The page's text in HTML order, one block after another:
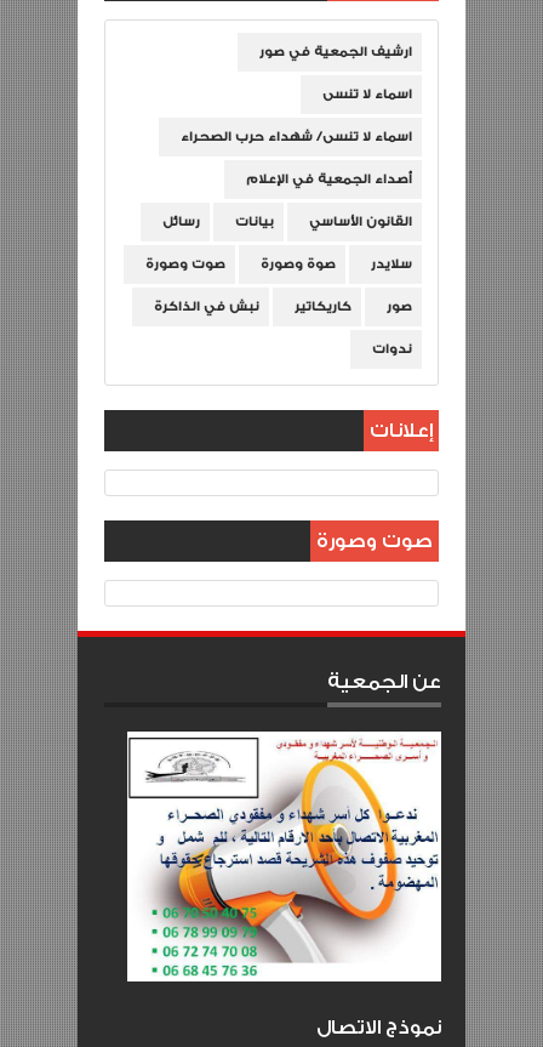
ارشيف الجمعية في صور
اسماء لا تنسى
اسماء لا تنسى/ شهداء حرب الصحراء
أصداء الجمعية في الإعلام
القانون الأساسي بيانات رسائل
سلايدر صوة وصورة صوت وصورة
صور كاريكاتير نبش في الذاكرة
ندوات
إعلانات
صوت وصورة
عن الجمعية
نموذج الاتصال